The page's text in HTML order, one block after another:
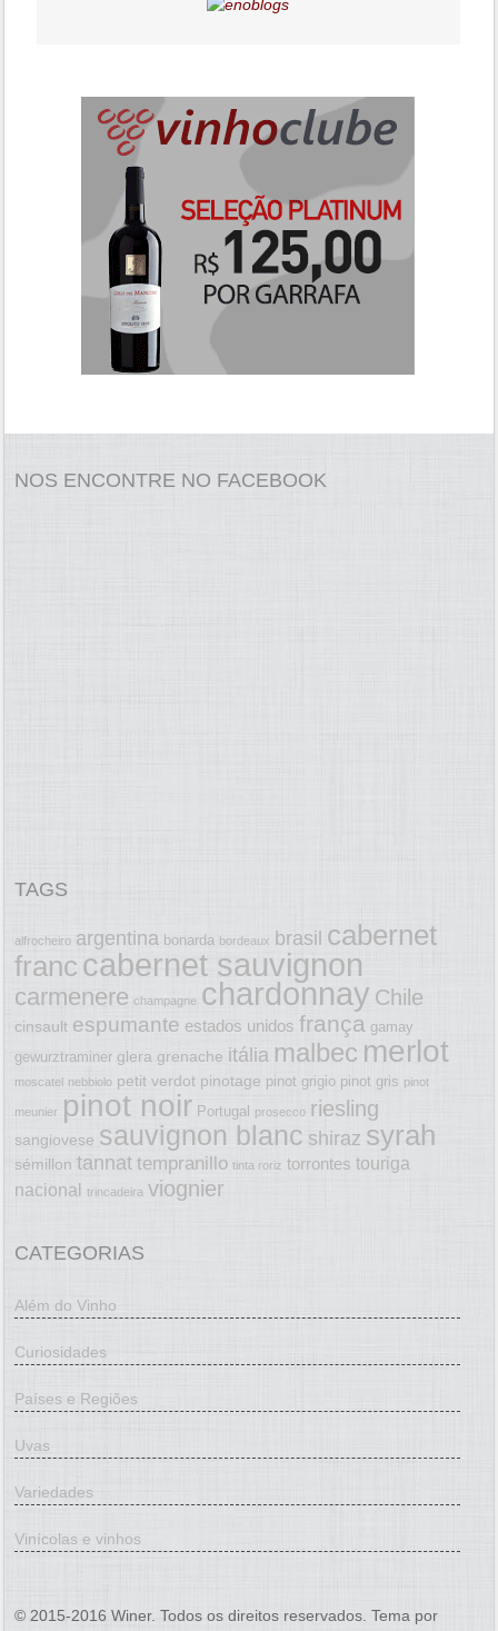
NOS ENCONTRE NO FACEBOOK
TAGS
alfrocheiro argentina bonarda bordeaux brasil cabernet
franc cabernet sauvignon
carmenere champagne chardonnay Chile
cinsault espumante estados unidos frança gamay
gewurztraminer glera grenache itália malbec merlot
moscatel nebbiolo petit verdot pinotage pinot grigio pinot gris pinot
meunier pinot noir Portugal prosecco riesling
sangiovese sauvignon blanc shiraz syrah
sémillon tannat tempranillo tinta roriz torrontes touriga
nacional trincadeira viognier
CATEGORIAS
Além do Vinho
Curiosidades
Países e Regiões
Uvas
Variedades
Vinícolas e vinhos
© 2015-2016 Winer. Todos os direitos reservados. Tema por